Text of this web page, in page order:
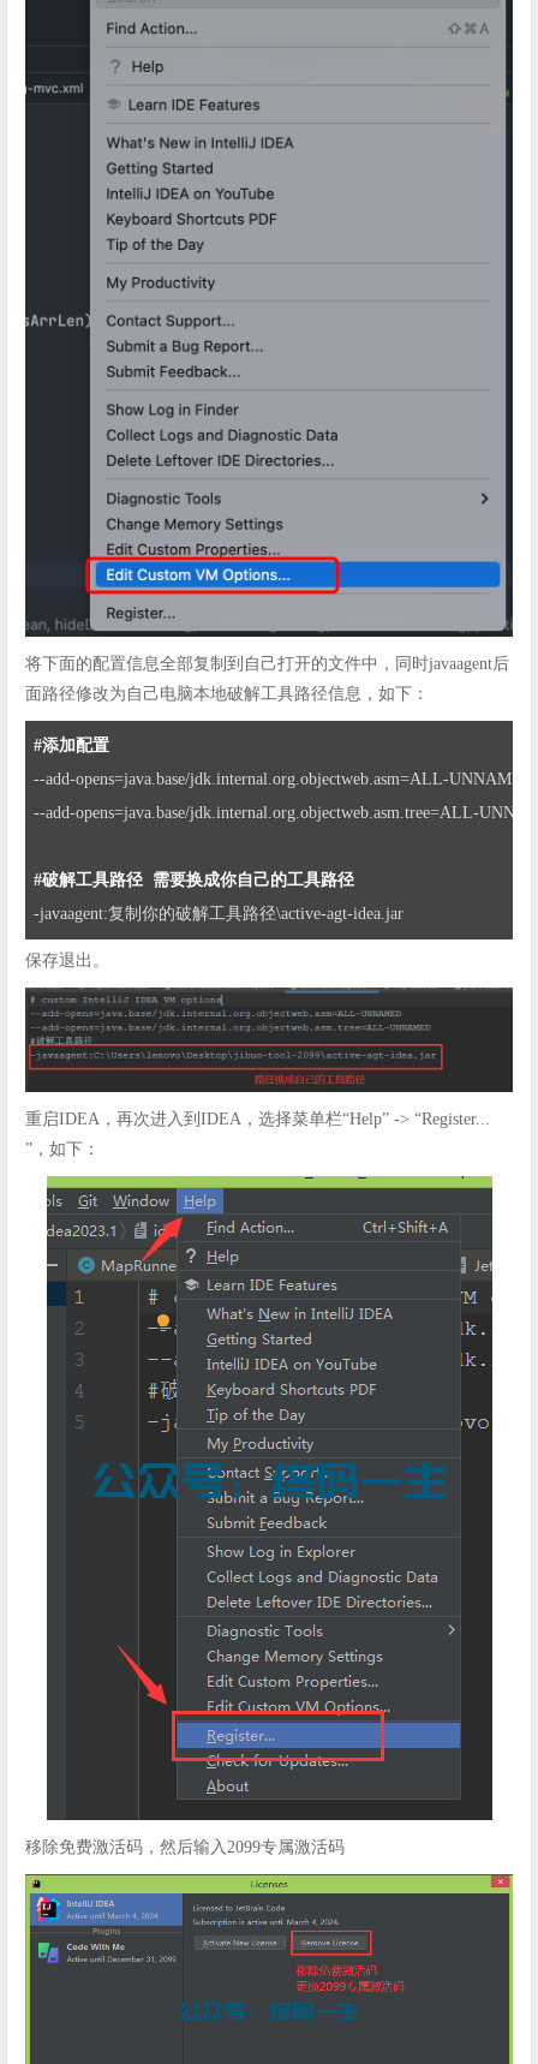
将下面的配置信息全部复制到自己打开的文件中，同时javaagent后
面路径修改为自己电脑本地破解工具路径信息，如下：
#添加配置
--add-opens=java.base/jdk.internal.org.objectweb.asm=ALL-UNNAMED
--add-opens=java.base/jdk.internal.org.objectweb.asm.tree=ALL-
#破解工具路径  需要换成你自己的工具路径
-javaagent:复制你的破解工具路径\active-agt-idea.jar
保存退出。
重启IDEA，再次进入到IDEA，选择菜单栏“Help” -> “Register...
”，如下：
移除免费激活码，然后输入2099专属激活码